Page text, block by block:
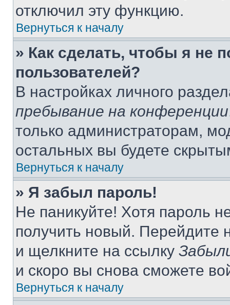
отключил эту функцию.
Вернуться к началу
» Как сделать, чтобы я не
пользователей?
В настройках личного
пребывание на конференции
только администраторам,
остальных вы будете
Вернуться к началу
» Я забыл пароль!
Не паникуйте! Хотя пароль
получить новый. Перейдите
и щелкните на ссылку
и скоро вы снова сможете
Вернуться к началу